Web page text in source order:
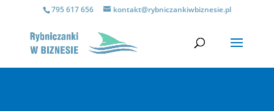
795 617 656 kontakt@rybniczankiwbiznesie.pl